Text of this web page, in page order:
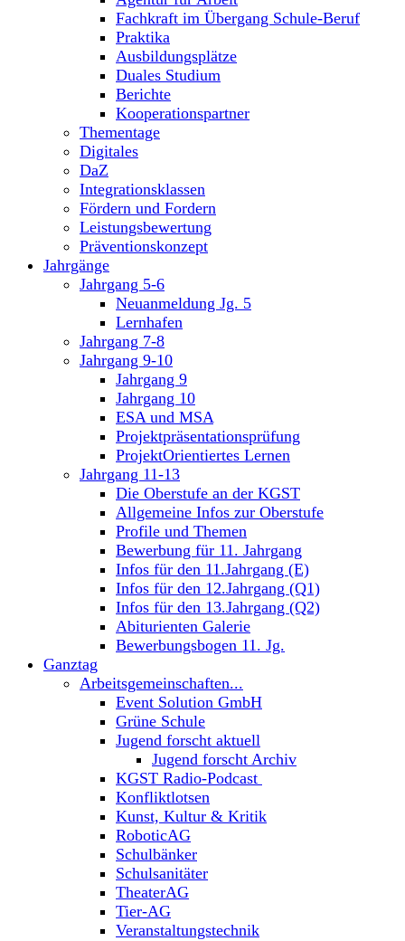
Fachkraft im Übergang Schule-Beruf
Praktika
Ausbildungsplätze
Duales Studium
Berichte
Kooperationspartner
Thementage
Digitales
DaZ
Integrationsklassen
Fördern und Fordern
Leistungsbewertung
Präventionskonzept
Jahrgänge
Jahrgang 5-6
Neuanmeldung Jg. 5
Lernhafen
Jahrgang 7-8
Jahrgang 9-10
Jahrgang 9
Jahrgang 10
ESA und MSA
Projektpräsentationsprüfung
ProjektOrientiertes Lernen
Jahrgang 11-13
Die Oberstufe an der KGST
Allgemeine Infos zur Oberstufe
Profile und Themen
Bewerbung für 11. Jahrgang
Infos für den 11.Jahrgang (E)
Infos für den 12.Jahrgang (Q1)
Infos für den 13.Jahrgang (Q2)
Abiturienten Galerie
Bewerbungsbogen 11. Jg.
Ganztag
Arbeitsgemeinschaften...
Event Solution GmbH
Grüne Schule
Jugend forscht aktuell
Jugend forscht Archiv
KGST Radio-Podcast
Konfliktlotsen
Kunst, Kultur & Kritik
RoboticAG
Schulbänker
Schulsanitäter
TheaterAG
Tier-AG
Veranstaltungstechnik